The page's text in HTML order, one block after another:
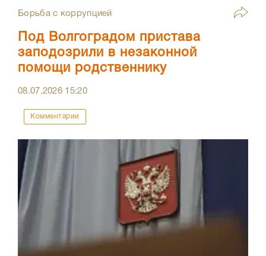
Борьба с коррупцией
Под Волгоградом пристава
заподозрили в незаконной
помощи родственнику
08.07.2026 15:20
Комментарии